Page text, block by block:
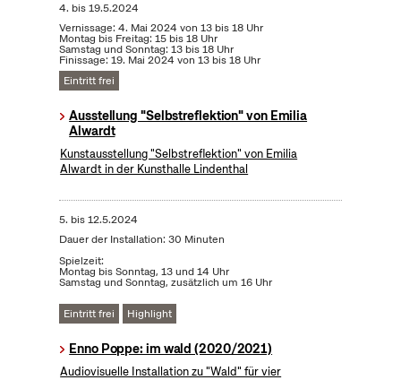
4. bis19.5.2024
Vernissage: 4. Mai 2024 von 13 bis 18 Uhr
Montag bis Freitag: 15 bis 18 Uhr
Samstag und Sonntag: 13 bis 18 Uhr
Finissage: 19. Mai 2024 von 13 bis 18 Uhr
Eintritt frei
Ausstellung "Selbstreflektion" von Emilia
Alwardt
Kunstausstellung "Selbstreflektion" von Emilia
Alwardt in der Kunsthalle Lindenthal
5. bis12.5.2024
Dauer der Installation: 30 Minuten
Spielzeit:
Montag bis Sonntag, 13 und 14 Uhr
Samstag und Sonntag, zusätzlich um 16 Uhr
Eintritt frei Highlight
Enno Poppe: im wald (2020/2021)
Audiovisuelle Installation zu "Wald" für vier